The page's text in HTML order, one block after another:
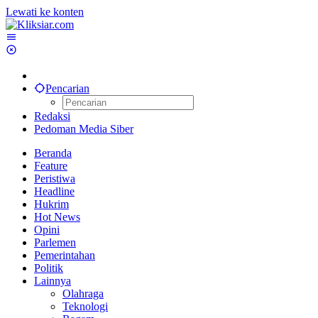
Lewati ke konten
Pencarian
Redaksi
Pedoman Media Siber
Beranda
Feature
Peristiwa
Headline
Hukrim
Hot News
Opini
Parlemen
Pemerintahan
Politik
Lainnya
Olahraga
Teknologi